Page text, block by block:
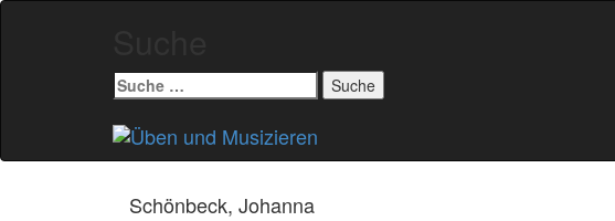
Suche
nach:
springen
Schönbeck, Johanna